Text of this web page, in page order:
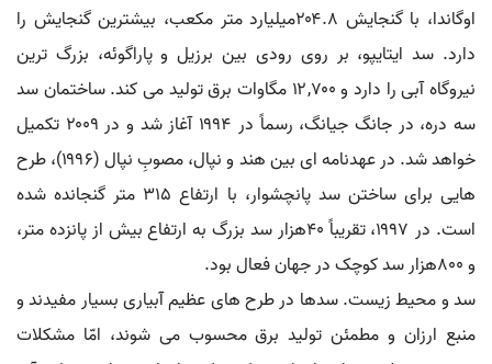
اوگاندا، با گنجایش ۲۰۴.۸میلیارد متر مکعب، بیشترین گنجایش را
دارد. سد ایتایپو، بر روی رودی بین برزیل و پاراگوئه، بزرگ ترین
نیروگاه آبی را دارد و ۱۲,۷۰۰ مگاوات برق تولید می کند. ساختمان سد
سه دره، در جانگ جیانگ، رسماً در ۱۹۹۴ آغاز شد و در ۲۰۰۹ تکمیل
خواهد شد. در عهدنامه ای بین هند و نپال، مصوبِ نپال (۱۹۹۶)، طرح
هایی برای ساختن سد پانچشوار، با ارتفاع ۳۱۵ متر گنجانده شده
است. در ۱۹۹۷، تقریباً ۴۰هزار سد بزرگ به ارتفاع بیش از پانزده متر،
و ۸۰۰هزار سد کوچک در جهان فعال بود.
سد و محیط زیست. سدها در طرح های عظیم آبیاری بسیار مفیدند و
منبع ارزان و مطمئن تولید برق محسوب می شوند، امّا مشکلات